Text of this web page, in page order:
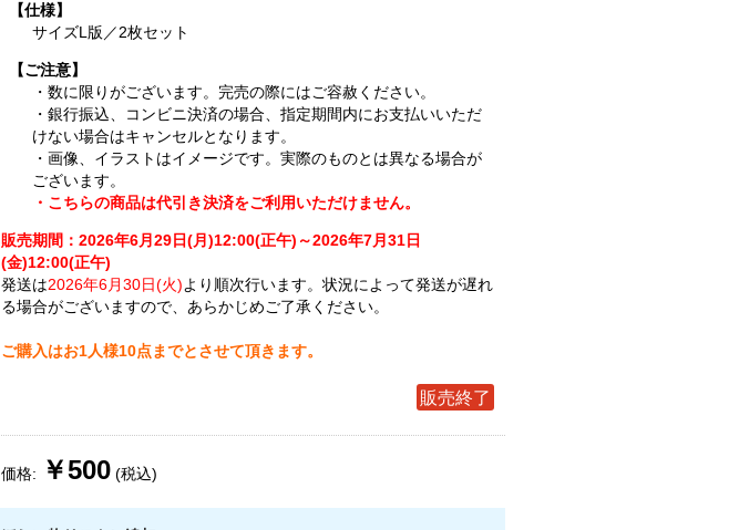
【仕様】
サイズL版／2枚セット
【ご注意】
・数に限りがございます。完売の際にはご容赦ください。
・銀行振込、コンビニ決済の場合、指定期間内にお支払いいただ
けない場合はキャンセルとなります。
・画像、イラストはイメージです。実際のものとは異なる場合が
ございます。
・こちらの商品は代引き決済をご利用いただけません。
販売期間：2026年6月29日(月)12:00(正午)～2026年7月31日
(金)12:00(正午)
発送は2026年6月30日(火)より順次行います。状況によって発送が遅れ
る場合がございますので、あらかじめご了承ください。
ご購入はお1人様10点までとさせて頂きます。
販売終了
価格: ￥500 (税込)